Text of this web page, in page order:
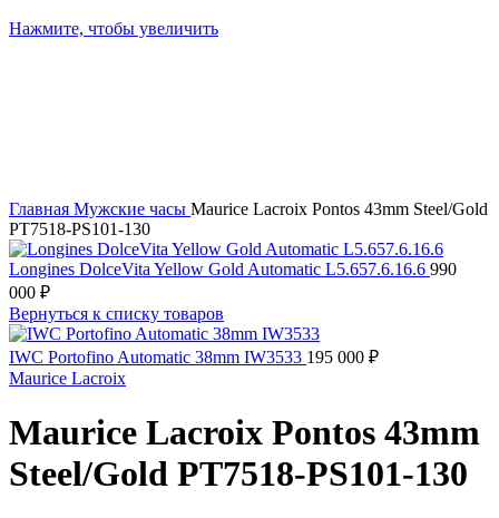
Нажмите, чтобы увеличить
Главная Мужские часы Maurice Lacroix Pontos 43mm Steel/Gold
PT7518-PS101-130
Longines DolceVita Yellow Gold Automatic L5.657.6.16.6 990
000 ₽
Вернуться к списку товаров
IWC Portofino Automatic 38mm IW3533 195 000 ₽
Maurice Lacroix
Maurice Lacroix Pontos 43mm
Steel/Gold PT7518-PS101-130